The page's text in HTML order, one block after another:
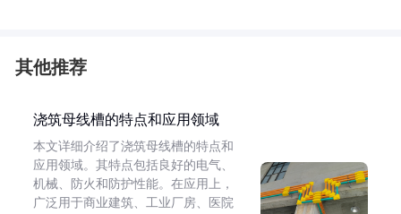
其他推荐
浇筑母线槽的特点和应用领域
本文详细介绍了浇筑母线槽的特点和
应用领域。其特点包括良好的电气、
机械、防火和防护性能。在应用上，
广泛用于商业建筑、工业厂房、医院